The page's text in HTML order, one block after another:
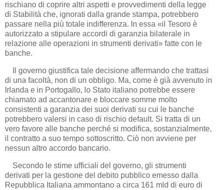
rischiano di coprire altri aspetti e provvedimenti della legge
di Stabilità che, ignorati dalla grande stampa, potrebbero
passare nella più totale indifferenza. In essa «il Tesoro è
autorizzato a stipulare accordi di garanzia bilaterale in
relazione alle operazioni in strumenti derivati» fatte con le
banche.
Il governo giustifica tale decisione affermando che trattasi
di una facoltà, non di un obbligo. Ma, come è già avvenuto in
Irlanda e in Portogallo, lo Stato italiano potrebbe essere
chiamato ad accantonare e bloccare somme molto
consistenti a garanzia dei suoi derivati su cui le banche
potrebbero valersi in caso di rischio default. Si tratta di un
vero favore alle banche perché si modifica, sostanzialmente,
il contratto a suo tempo sottoscritto. Ciò non avviene per
nessun altro accordo bancario.
Secondo le stime ufficiali del governo, gli strumenti
derivati per la gestione del debito pubblico emesso dalla
Repubblica Italiana ammontano a circa 161 mld di euro di